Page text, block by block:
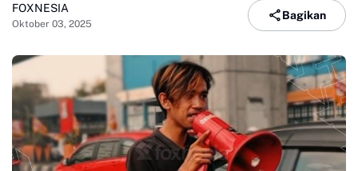
FOXNESIA
Oktober 03, 2025
Bagikan